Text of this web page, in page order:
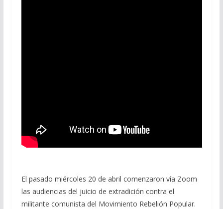
El pasado miércoles 20 de abril comenzaron vía Zoom
las audiencias del juicio de extradición contra el
militante comunista del Movimiento Rebelión Popular.